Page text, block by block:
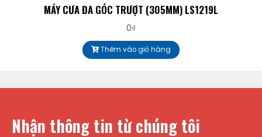
MÁY CƯA ĐA GÓC TRƯỢT (305MM) LS1219L
0₫
Thêm vào giỏ hàng
Nhận thông tin từ chúng tôi